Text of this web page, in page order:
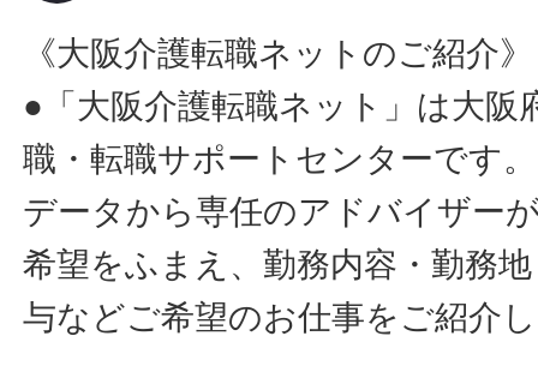
《大阪介護転職ネットのご紹介》
●「大阪介護転職ネット」は大阪
職・転職サポートセンターです
データから専任のアドバイザー
希望をふまえ、勤務内容・勤務
与などご希望のお仕事をご紹介